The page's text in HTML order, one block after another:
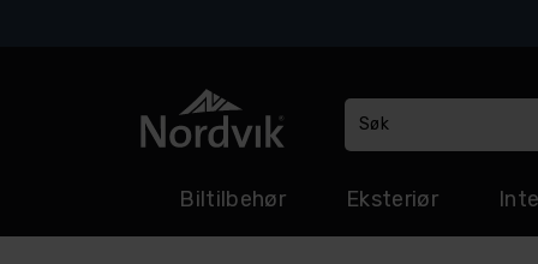
Biltilbehør Eksteriør